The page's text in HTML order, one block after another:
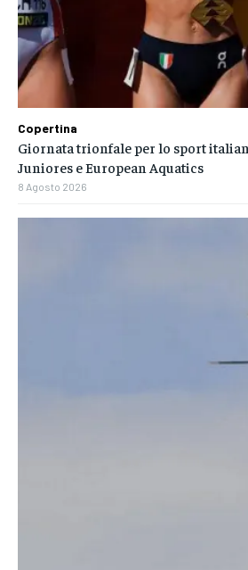
Copertina
Giornata trionfale per lo sport
Juniores e European Aquatics
8 Agosto 2026